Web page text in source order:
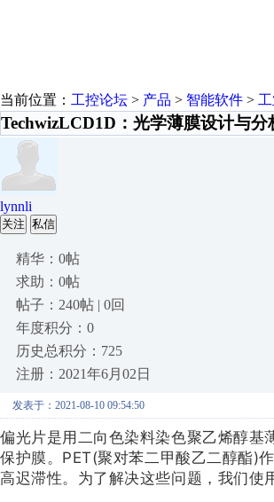
当前位置： 工控论坛 > 产品 > 智能软件 >
TechwizLCD1D：光学薄膜设计与分
lynnli
关注 私信
精华：0帖
求助：0帖
帖子：240帖 | 0回
年度积分：0
历史总积分：725
注册：2021年6月02日
发表于：2021-08-10 09:54:50
偏光片是用二向色染料染色聚乙烯醇
保护膜。PET(聚对苯二甲酸乙二醇酯)
高迟滞性。为了解决这些问题，我们